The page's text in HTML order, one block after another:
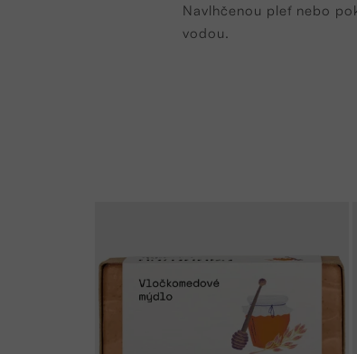
Navlhčenou pleť nebo
vodou.